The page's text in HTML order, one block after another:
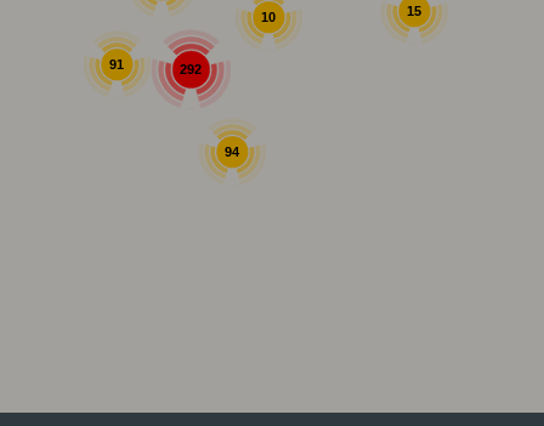
292
94
10 15
91